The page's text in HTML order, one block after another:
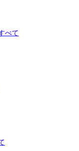
べて